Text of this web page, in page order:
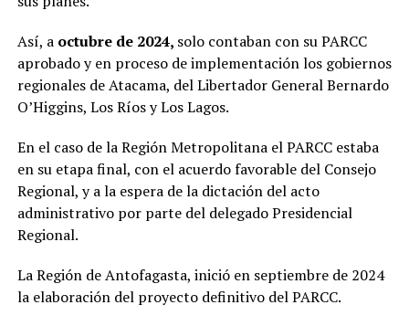
Así, aoctubre de 2024, solo contaban con su PARCC
aprobado y en proceso de implementación los gobiernos
regionales de Atacama, del Libertador General Bernardo
O’Higgins, Los Ríos y Los Lagos.
En el caso de la Región Metropolitana el PARCC estaba
en su etapa final, con el acuerdo favorable del Consejo
Regional, y a la espera de la dictación del acto
administrativo por parte del delegado Presidencial
Regional.
La Región de Antofagasta, inició en septiembre de 2024
la elaboración del proyecto definitivo del PARCC.